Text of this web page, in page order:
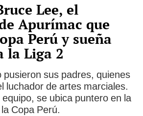
Lee, el
Apurímac que
Perú y sueña
la Liga 2
pusieron sus padres, quienes
luchador de artes marciales.
se ubica puntero en la
Copa Perú.